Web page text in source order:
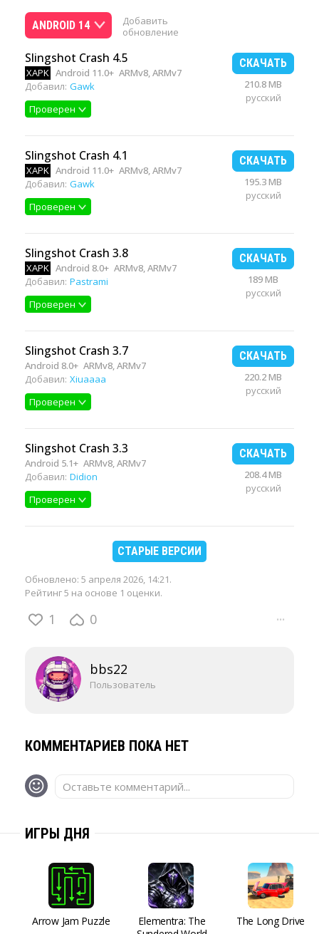
ANDROID 14
Добавить
обновление
Slingshot Crash 4.5
XAPK Android 11.0+ ARMv8, ARMv7
Добавил: Gawk
Проверен
СКАЧАТЬ
210.8 MB
русский
Slingshot Crash 4.1
XAPK Android 11.0+ ARMv8, ARMv7
Добавил: Gawk
Проверен
СКАЧАТЬ
195.3 MB
русский
Slingshot Crash 3.8
XAPK Android 8.0+ ARMv8, ARMv7
Добавил: Pastrami
Проверен
СКАЧАТЬ
189 MB
русский
Slingshot Crash 3.7
Android 8.0+ ARMv8, ARMv7
Добавил: Xiuaaaa
Проверен
СКАЧАТЬ
220.2 MB
русский
Slingshot Crash 3.3
Android 5.1+ ARMv8, ARMv7
Добавил: Didion
Проверен
СКАЧАТЬ
208.4 MB
русский
СТАРЫЕ ВЕРСИИ
Обновлено: 5 апреля 2026, 14:21.
Рейтинг 5 на основе 1 оценки.
1 0 ···
bbs22
Пользователь
КОММЕНТАРИЕВ ПОКА НЕТ
Оставьте комментарий...
ИГРЫ ДНЯ
Arrow Jam Puzzle
Elementra: The
The Long Drive